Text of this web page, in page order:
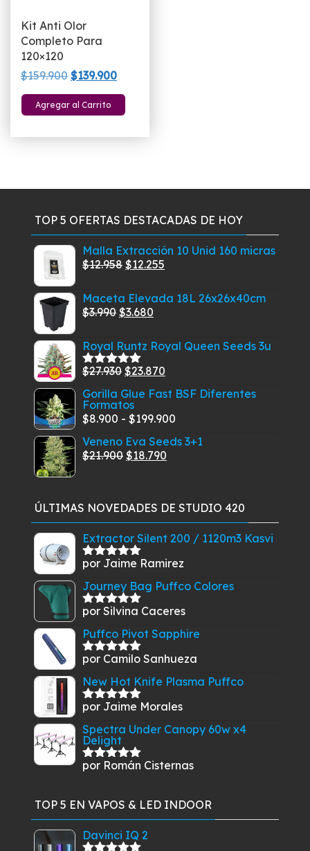
Kit Anti Olor
Completo Para
120×120
$159.900 El
precio
original
$139.900El
precio
actual
Agregar al Carrito
TOP 5 OFERTAS DESTACADAS DE HOY
Malla Extracción 10 Unid 160 micras
$12.958 El
original
era:
$12.255
actual
Maceta Elevada 18L 26x26x40cm
$3.990 El
original
era:
$3.990.
$3.680
actual
$3.680.
Royal Runtz Royal Queen Seeds 3u
Valorado
5
$27.930 El
precio
original
era:
$27.930.
$23.870
precio
es:
$23.870.
Gorilla Glue Fast BSF Diferentes
Formatos
$8.900 - $199.900
de
hasta
$199.900
Veneno Eva Seeds 3+1
$21.900 El
era:
$21.900.
$18.790
es:
$18.790.
ÚLTIMAS NOVEDADES DE STUDIO 420
Extractor Silent 200 / 1120m3 Kasvi
Valorado
por Jaime Ramirez
Journey Bag Puffco Colores
Valorado
por Silvina Caceres
Puffco Pivot Sapphire
Valorado
por Camilo Sanhueza
New Hot Knife Plasma Puffco
Valorado
por Jaime Morales
Spectra Under Canopy 60w x4
Delight
Valorado
por Román Cisternas
TOP 5 EN VAPOS & LED INDOOR
Davinci IQ 2